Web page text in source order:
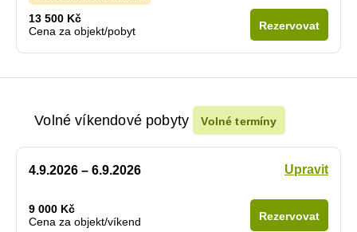
13 500 Kč
Cena za objekt/pobyt
Rezervovat
Volné víkendové pobyty Volné termíny
4.9.2026 – 6.9.2026 Upravit
9 000 Kč
Cena za objekt/víkend
Rezervovat